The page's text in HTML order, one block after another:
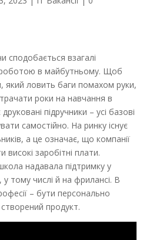
сподобається взагалі
в майбутньому. Щоб
який ловить баги помахом руки,
роки на навчання в
підручники – усі базові
самостійно. На ринку існує
а це означає, що компанії
високі заробітні плати.
надавала підтримку у
тому числі й на фрилансі. В
– бути персонально
продукт.